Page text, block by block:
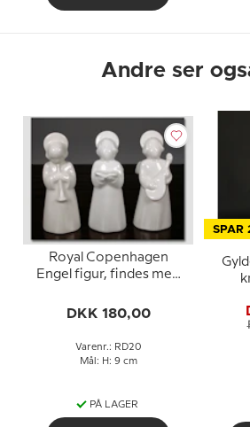
Andre ser
Royal Copenhagen
Engel figur, findes med
(Prisen er pr. stk.) 9 cm
DKK 180,00
Varenr.: RD20
Mål: H: 9 cm
PÅ LAGER
SPAR